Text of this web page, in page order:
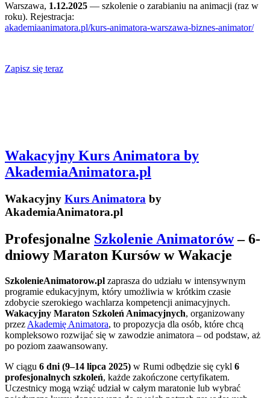
Warszawa, 1.12.2025 — szkolenie o zarabianiu na animacji (raz w
roku). Rejestracja:
akademiaanimatora.pl/kurs-animatora-warszawa-biznes-animator/
Zapisz się teraz
Wakacyjny Kurs Animatora by
AkademiaAnimatora.pl
Wakacyjny Kurs Animatora by
AkademiaAnimatora.pl
Profesjonalne Szkolenie Animatorów– 6-
dniowy Maraton Kursów w Wakacje
SzkolenieAnimatorow.pl zaprasza do udziału w intensywnym
programie edukacyjnym, który umożliwia w krótkim czasie
zdobycie szerokiego wachlarza kompetencji animacyjnych.
Wakacyjny Maraton Szkoleń Animacyjnych, organizowany
przez Akademię Animatora, to propozycja dla osób, które chcą
kompleksowo rozwijać się w zawodzie animatora – od podstaw, aż
po poziom zaawansowany.
W ciągu 6 dni (9–14 lipca 2025) w Rumi odbędzie się cykl 6
profesjonalnych szkoleń, każde zakończone certyfikatem.
Uczestnicy mogą wziąć udział w całym maratonie lub wybrać